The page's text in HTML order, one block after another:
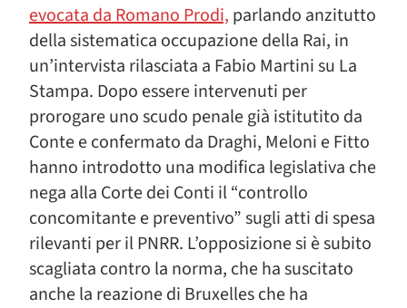
evocata da Romano Prodi, parlando anzitutto
della sistematica occupazione della Rai, in
un’intervista rilasciata a Fabio Martini su La
Stampa. Dopo essere intervenuti per
prorogare uno scudo penale già istitutito da
Conte e confermato da Draghi, Meloni e Fitto
hanno introdotto una modifica legislativa che
nega alla Corte dei Conti il “controllo
concomitante e preventivo” sugli atti di spesa
rilevanti per il PNRR. L’opposizione si è subito
scagliata contro la norma, che ha suscitato
anche la reazione di Bruxelles che ha